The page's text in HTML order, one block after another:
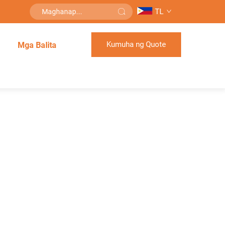
TL
Mga Balita Kumuha ng Quote